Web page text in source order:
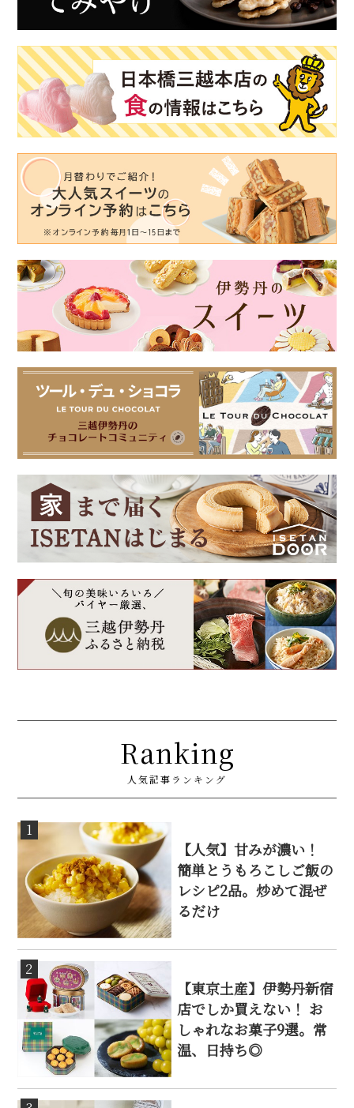
Ranking
人気記事ランキング
1
【人気】甘みが濃い！
簡単とうもろこしご飯の
レシピ2品。炒めて混ぜ
るだけ
2
【東京土産】伊勢丹新宿
店でしか買えない！ お
しゃれなお菓子9選。常
温、日持ち◎